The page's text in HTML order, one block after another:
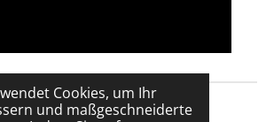
Cookies, um Ihr
und maßgeschneiderte
reinigungsservice.de